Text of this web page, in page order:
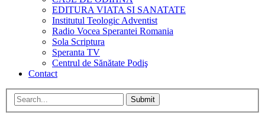
EDITURA VIATA SI SANATATE
Institutul Teologic Adventist
Radio Vocea Sperantei Romania
Sola Scriptura
Speranta TV
Centrul de Sănătate Podiş
Contact
Submit